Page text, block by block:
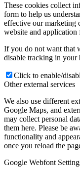
These cookies collect
form to help us
effective our marketing
website and application
If you do not want that
disable tracking in your
Click to enable/
Other external services
We also use different
Google Maps, and
may collect personal
them here. Please be
functionality and
once you reload the
Google Webfont